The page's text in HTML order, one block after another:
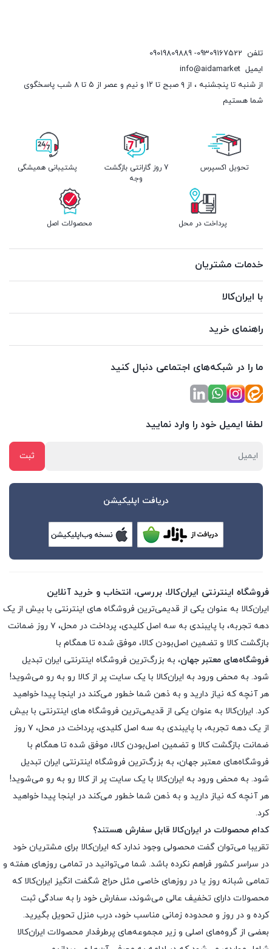
تلفن 09309167522- 09019809889
ایمیل info@aidamarket
از شنبه تا پنجشنبه ، از ۹ صبح تا ۱۲ و نیم و عصر از ۵ تا ۸ شب پاسخگوی
شما هستیم
تحویل اکسپرس
7 روز گارانتی بازگشت
وجه
پشتیبانی همیشگی
پرداخت در محل محصولات اصل
خدمات مشتریان
با ایران‌کالا
راهنمای خرید
ما را در شبکه‌های اجتماعی دنبال کنید
لطفا ایمیل خود را وارد نمایید
دریافت اپلیکیشن
فروشگاه اینترنتی ایران‌کالا، بررسی، انتخاب و خرید آنلاین
ایران‌کالا به عنوان یکی از قدیمی‌ترین فروشگاه های اینترنتی با بیش از یک
دهه تجربه، با پایبندی به سه اصل کلیدی، پرداخت در محل، ۷ روز ضمانت
بازگشت کالا و تضمین اصل‌بودن کالا، موفق شده تا همگام با
فروشگاه‌های معتبر جهان، به بزرگ‌ترین فروشگاه اینترنتی ایران تبدیل
شود. به محض ورود به ایران‌کالا با یک سایت پر از کالا رو به رو می‌شوید!
هر آنچه که نیاز دارید و به ذهن شما خطور می‌کند در اینجا پیدا خواهید
کرد. ایران‌کالا به عنوان یکی از قدیمی‌ترین فروشگاه های اینترنتی با بیش
از یک دهه تجربه، با پایبندی به سه اصل کلیدی، پرداخت در محل، ۷ روز
ضمانت بازگشت کالا و تضمین اصل‌بودن کالا، موفق شده تا همگام با
فروشگاه‌های معتبر جهان، به بزرگ‌ترین فروشگاه اینترنتی ایران تبدیل
شود. به محض ورود به ایران‌کالا با یک سایت پر از کالا رو به رو می‌شوید!
هر آنچه که نیاز دارید و به ذهن شما خطور می‌کند در اینجا پیدا خواهید
کرد.
کدام محصولات در ایران‌کالا قابل سفارش هستند؟
تقریبا می‌توان گفت محصولی وجود ندارد که ایران‌کالا برای مشتریان خود
در سراسر کشور فراهم نکرده باشد. شما می‌توانید در تمامی روزهای هفته و
تمامی شبانه روز یا در روزهای خاصی مثل حراج شگفت انگیز ایران‌کالا که
محصولات دارای تخفیف عالی می‌شوند، سفارش خود را به سادگی ثبت
کرده و در روز و محدوده زمانی مناسب خود، درب منزل تحویل بگیرید.
بعضی از گروه‌های اصلی و زیر مجموعه‌های پرطرفدار محصولات ایران‌کالا